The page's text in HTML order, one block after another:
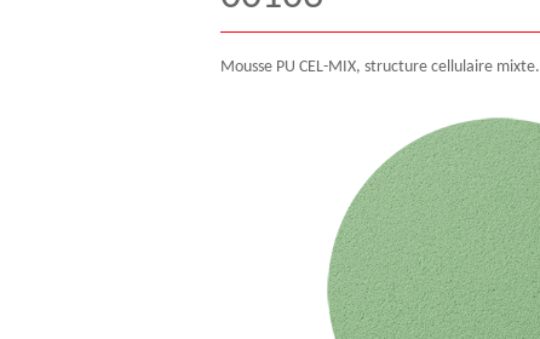
Mousse PU CEL-MIX, structure cellulaire mixte.